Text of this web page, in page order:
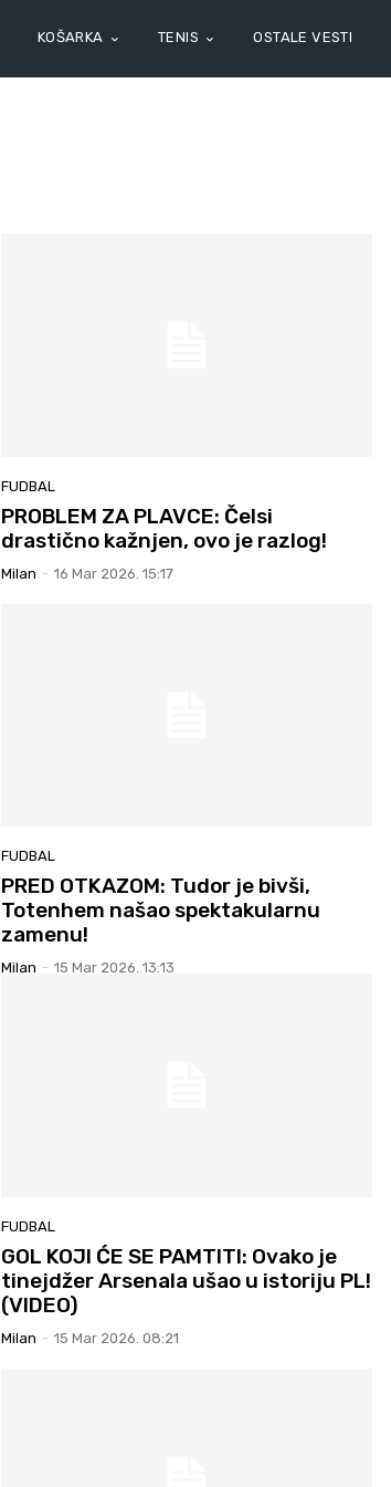
KOŠARKA TENIS OSTALE VESTI
FUDBAL
PROBLEM ZA PLAVCE: Čelsi
drastično kažnjen, ovo je razlog!
Milan - 16 Mar 2026. 15:17
FUDBAL
PRED OTKAZOM: Tudor je bivši,
Totenhem našao spektakularnu
zamenu!
Milan - 15 Mar 2026. 13:13
FUDBAL
GOL KOJI ĆE SE PAMTITI: Ovako je
tinejdžer Arsenala ušao u istoriju PL!
(VIDEO)
Milan - 15 Mar 2026. 08:21